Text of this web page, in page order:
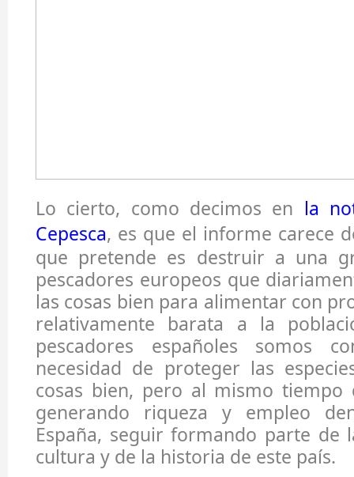
Lo cierto, como decimos en la
Cepesca, es que el informe carece
que pretende es destruir a una
pescadores europeos que
las cosas bien para alimentar con
relativamente barata a la
pescadores españoles somos
necesidad de proteger las
cosas bien, pero al mismo tiempo
generando riqueza y empleo
España, seguir formando parte de
cultura y de la historia de este país.